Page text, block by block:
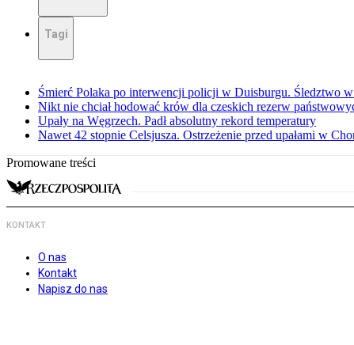
Tagi
Śmierć Polaka po interwencji policji w Duisburgu. Śledztwo
Nikt nie chciał hodować krów dla czeskich rezerw
Upały na Węgrzech. Padł absolutny rekord temperatury
Nawet 42 stopnie Celsjusza. Ostrzeżenie przed upałami w
Promowane treści
KONTAKT
O nas
Kontakt
Napisz do nas